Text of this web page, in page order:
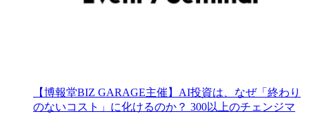
【博報堂BIZ GARAGE主催】AI投資は、なぜ「終わり
のないコスト」に化けるのか？ 300以上のチェンジマ